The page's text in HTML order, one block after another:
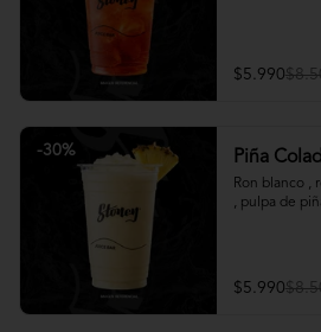
$5.990
-30% Piña
Ron blanco ,
, pulpa de
$5.990